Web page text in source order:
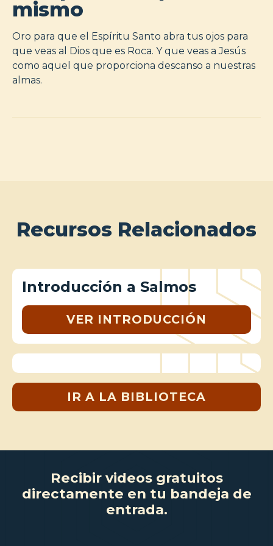
mismo
Oro para que el Espíritu Santo abra tus ojos para
que veas al Dios que es Roca. Y que veas a Jesús
como aquel que proporciona descanso a nuestras
almas.
Recursos Relacionados
Introducción a Salmos
VER INTRODUCCIÓN
IR A LA BIBLIOTECA
Recibir videos gratuitos
directamente en tu bandeja de
entrada.